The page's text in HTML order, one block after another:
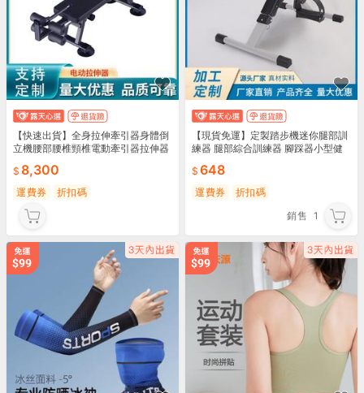
【快速出貨】全身拉伸牽引器身體倒
立機腰部腰椎頸椎電動牽引器拉伸器
8,300
運費券 折扣碼
【現貨免運】定製踏步機迷你腿部訓
練器 腿部綜合訓練器 腳踩器小型健
648
運費券
折扣碼
銷售 1